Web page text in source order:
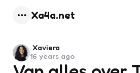
Xa4a.net
Posted
by
Xaviera
16 years ago